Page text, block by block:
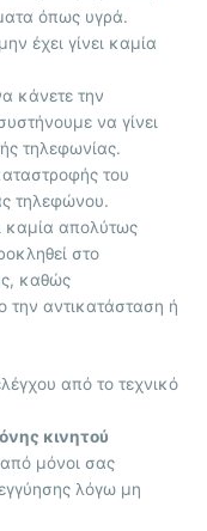
όπως υγρά.
έχει γίνει καμία
κάνετε την
να γίνει
τηλεφωνίας.
του
τηλεφώνου.
καμία απολύτως
στο
καθώς
την αντικατάσταση ή
από το τεχνικό
κινητού
μόνοι σας
λόγω μη